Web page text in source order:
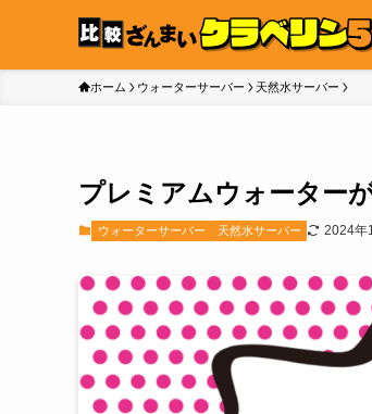
ホーム ウォーターサーバー 天然水サーバー
プレミアムウォーター
ウォーターサーバー 天然水サーバー 2024年